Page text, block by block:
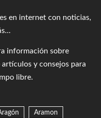
en internet con noticias,
información sobre
y consejos para
libre.
Aramon